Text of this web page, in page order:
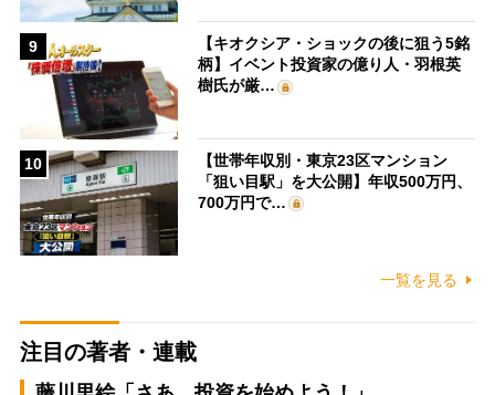
9
【キオクシア・ショックの後に狙う5銘
柄】イベント投資家の億り人・羽根英
樹氏が厳…
10
【世帯年収別・東京23区マンション
「狙い目駅」を大公開】年収500万円、
700万円で…
一覧を見る
注目の著者・連載